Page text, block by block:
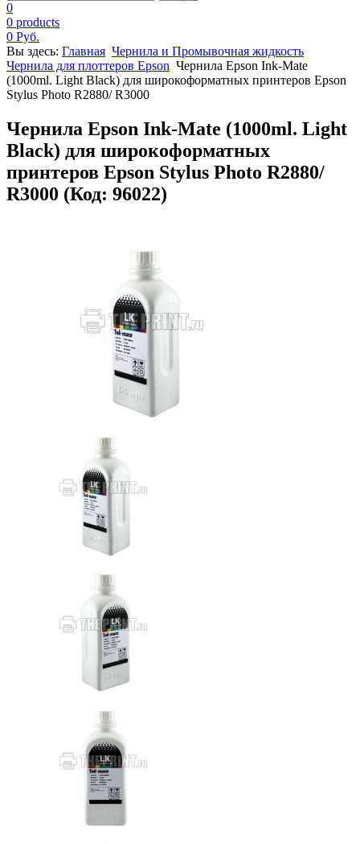
0
0 products
0 Руб.
Вы здесь: Главная Чернила и Промывочная жидкость
Чернила для плоттеров Epson Чернила Epson Ink-Mate
(1000ml. Light Black) для широкоформатных принтеров Epson
Stylus Photo R2880/ R3000
Чернила Epson Ink-Mate (1000ml. Light
Black) для широкоформатных
принтеров Epson Stylus Photo R2880/
R3000 (Код: 96022)